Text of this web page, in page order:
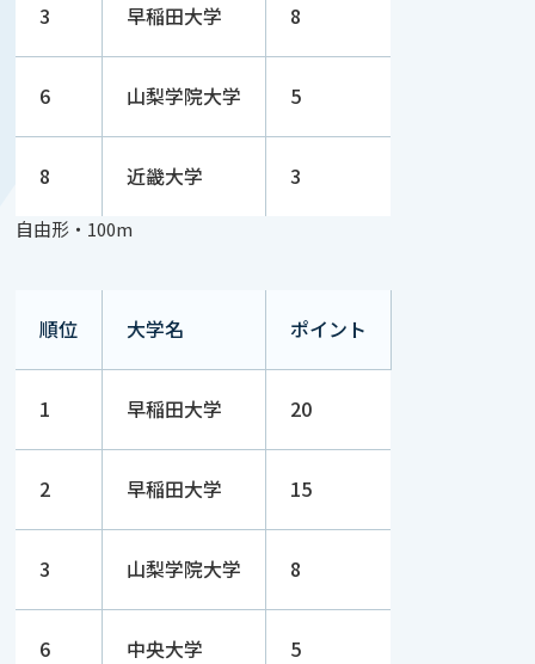
3 早稲田大学 8
6 山梨学院大学 5
8 近畿大学 3
自由形・100m
順位 大学名 ポイント
1 早稲田大学 20
2 早稲田大学 15
3 山梨学院大学 8
6 中央大学 5